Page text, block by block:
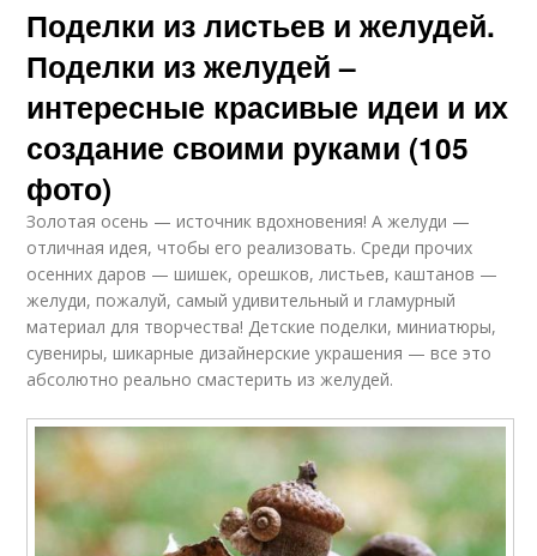
Поделки из листьев и желудей.
Поделки из желудей –
интересные красивые идеи и их
создание своими руками (105
фото)
Золотая осень — источник вдохновения! А желуди —
отличная идея, чтобы его реализовать. Среди прочих
осенних даров — шишек, орешков, листьев, каштанов —
желуди, пожалуй, самый удивительный и гламурный
материал для творчества! Детские поделки, миниатюры,
сувениры, шикарные дизайнерские украшения — все это
абсолютно реально смастерить из желудей.